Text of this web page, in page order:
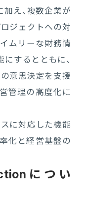
加え、複数企業が
ジェクトへの対
ムリーな財務情
するとともに、
意思決定を支援
管理の高度化に
に対応した機能
化と経営基盤の
につい